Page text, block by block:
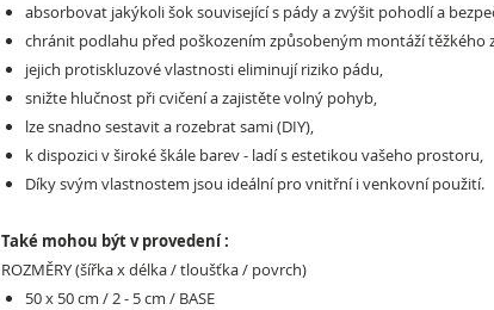
absorbovat jakýkoli šok související s pády a zvýšit pohodlí a
chránit podlahu před poškozením způsobeným montáží těžkého
jejich protiskluzové vlastnosti eliminují riziko pádu,
snižte hlučnost při cvičení a zajistěte volný pohyb,
lze snadno sestavit a rozebrat sami (DIY),
k dispozici v široké škále barev - ladí s estetikou vašeho prostoru,
Díky svým vlastnostem jsou ideální pro vnitřní i venkovní použití.
Také mohou být v provedení :
ROZMĚRY (šířka x délka / tloušťka / povrch)
50 x 50 cm / 2 - 5 cm / BASE